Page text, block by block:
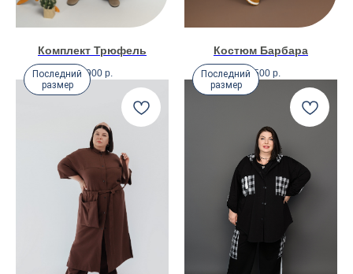
Комплект Трюфель
12 900 р.
Костюм Барбара
11 500 р.
Последний
размер
Последний
размер